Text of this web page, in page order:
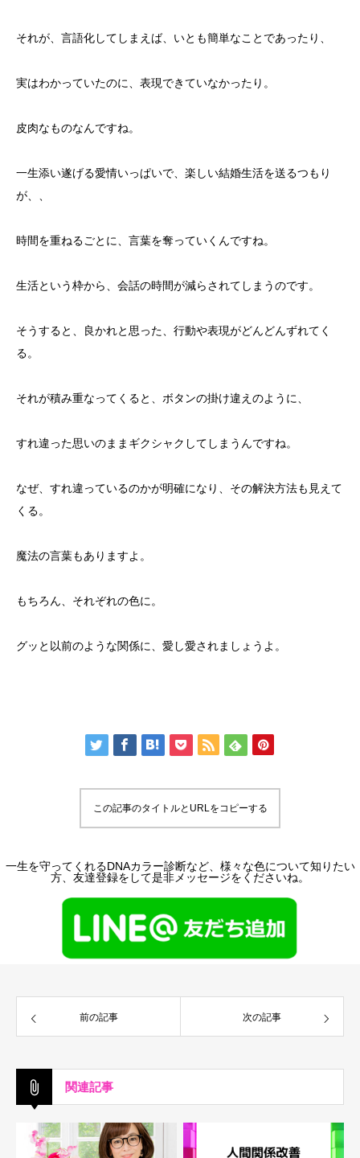
それが、言語化してしまえば、いとも簡単なことであったり、
実はわかっていたのに、表現できていなかったり。
皮肉なものなんですね。
一生添い遂げる愛情いっぱいで、楽しい結婚生活を送るつもり
が、、
時間を重ねるごとに、言葉を奪っていくんですね。
生活という枠から、会話の時間が減らされてしまうのです。
そうすると、良かれと思った、行動や表現がどんどんずれてく
る。
それが積み重なってくると、ボタンの掛け違えのように、
すれ違った思いのままギクシャクしてしまうんですね。
なぜ、すれ違っているのかが明確になり、その解決方法も見えて
くる。
魔法の言葉もありますよ。
もちろん、それぞれの色に。
グッと以前のような関係に、愛し愛されましょうよ。
この記事のタイトルとURLをコピーする
一生を守ってくれるDNAカラー診断など、様々な色について知りたい
方、友達登録をして是非メッセージをくださいね。
前の記事 次の記事
関連記事